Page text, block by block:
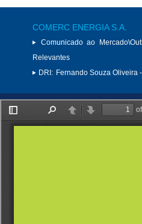
COMERC ENERGIA S.A.
Comunicado ao
Relevantes
DRI: Fernando Souza Oliveira